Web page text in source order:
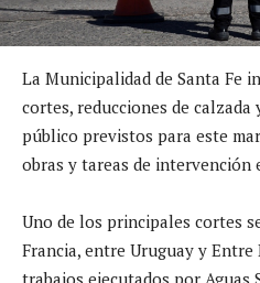
La Municipalidad de Santa Fe
cortes, reducciones de
público previstos para este
obras y tareas de intervención
Uno de los principales cortes
Francia, entre Uruguay y
trabajos ejecutados por Aguas